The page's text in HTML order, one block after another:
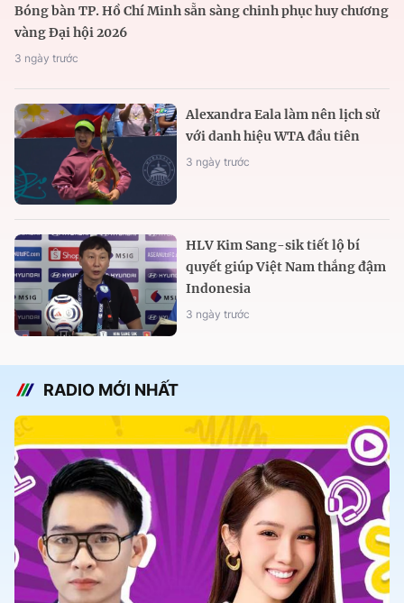
Bóng bàn TP. Hồ Chí Minh sẵn sàng chinh phục huy chương
vàng Đại hội 2026
3 ngày trước
Alexandra Eala làm nên lịch sử
với danh hiệu WTA đầu tiên
3 ngày trước
HLV Kim Sang-sik tiết lộ bí
quyết giúp Việt Nam thắng đậm
Indonesia
3 ngày trước
RADIO MỚI NHẤT